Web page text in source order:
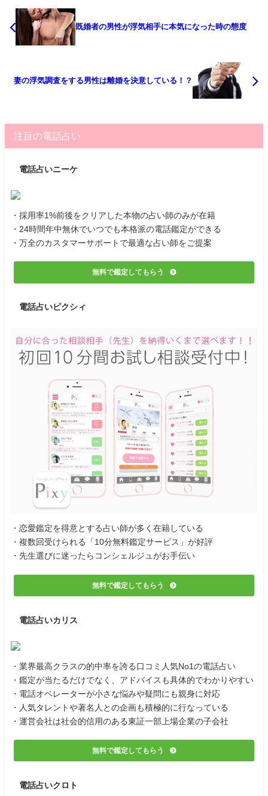
既婚者の男性が浮気相手に本気になった時の態度
妻の浮気調査をする男性は離婚を決意している！？
注目の電話占い
電話占いニーケ
・採用率1%前後をクリアした本物の占い師のみが在籍
・24時間年中無休でいつでも本格派の電話鑑定ができる
・万全のカスタマーサポートで最適な占い師をご提案
無料で鑑定してもらう
電話占いピクシィ
・恋愛鑑定を得意とする占い師が多く在籍している
・複数回受けられる「10分無料鑑定サービス」が好評
・先生選びに迷ったらコンシェルジュがお手伝い
無料で鑑定してもらう
電話占いカリス
・業界最高クラスの的中率を誇る口コミ人気No1の電話占い
・鑑定が当たるだけでなく、アドバイスも具体的でわかりやすい
・電話オペレーターが小さな悩みや疑問にも親身に対応
・人気タレントや著名人との企画も積極的に行なっている
・運営会社は社会的信用のある東証一部上場企業の子会社
無料で鑑定してもらう
電話占いクロト